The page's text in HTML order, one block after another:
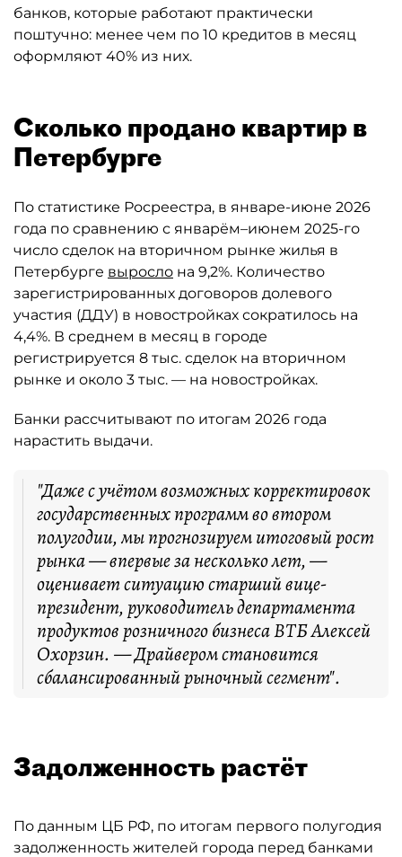
банков, которые работают практически
поштучно: менее чем по 10 кредитов в месяц
оформляют 40% из них.
Сколько продано квартир в
Петербурге
По статистике Росреестра, в январе-июне 2026
года по сравнению с январём–июнем 2025-го
число сделок на вторичном рынке жилья в
Петербурге выросло на 9,2%. Количество
зарегистрированных договоров долевого
участия (ДДУ) в новостройках сократилось на
4,4%. В среднем в месяц в городе
регистрируется 8 тыс. сделок на вторичном
рынке и около 3 тыс. — на новостройках.
Банки рассчитывают по итогам 2026 года
нарастить выдачи.
"Даже с учётом возможных корректировок
государственных программ во втором
полугодии, мы прогнозируем итоговый рост
рынка — впервые за несколько лет, —
оценивает ситуацию старший вице-
президент, руководитель департамента
продуктов розничного бизнеса ВТБ Алексей
Охорзин. — Драйвером становится
сбалансированный рыночный сегмент".
Задолженность растёт
По данным ЦБ РФ, по итогам первого полугодия
задолженность жителей города перед банками